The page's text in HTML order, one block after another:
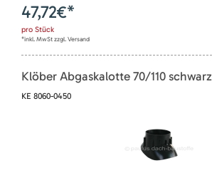
47,72€*
pro Stück
*inkl. MwSt zzgl. Versand
Klöber Abgaskalotte 70/110 schwarz
KE 8060-0450